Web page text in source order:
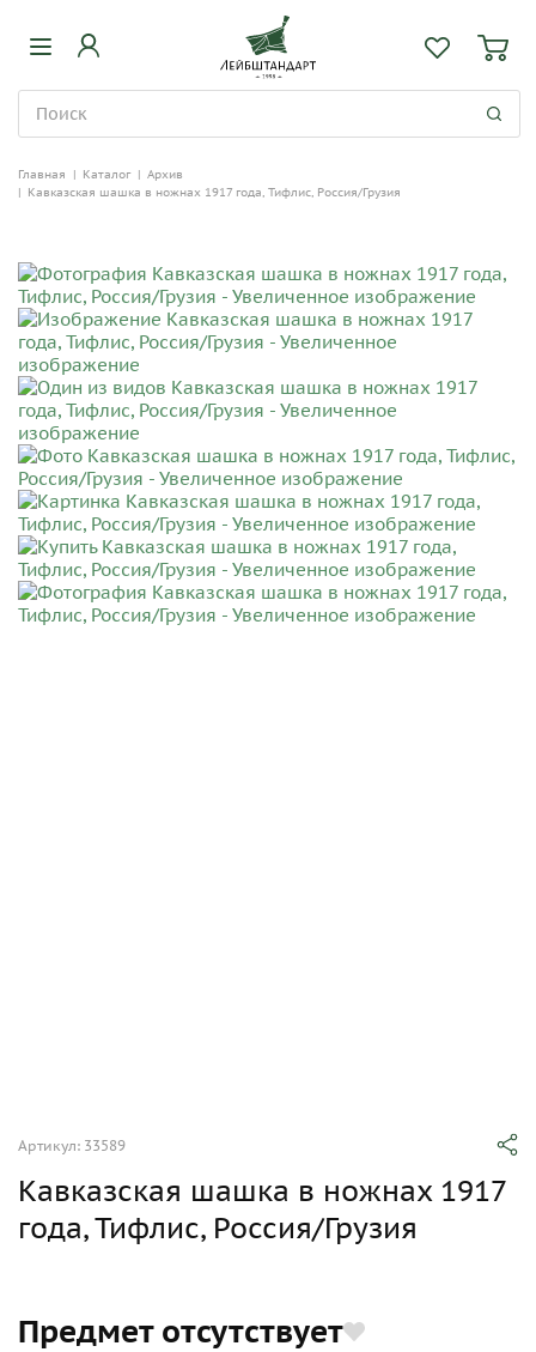
Главная | Каталог | Архив
| Кавказская шашка в ножнах 1917 года, Тифлис, Россия/Грузия
Артикул: 33589
Кавказская шашка в ножнах 1917
года, Тифлис, Россия/Грузия
Предмет отсутствует